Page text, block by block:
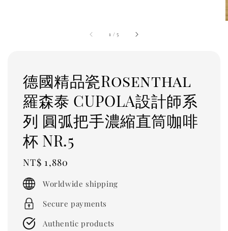
1 /5
德國精品瓷Rosenthal
羅森泰 CUPOLA設計師系
列 圓弧把手濃縮直筒咖啡
杯 NR.5
Regular
price
NT$ 1,880
Worldwide shipping
Secure payments
Authentic products